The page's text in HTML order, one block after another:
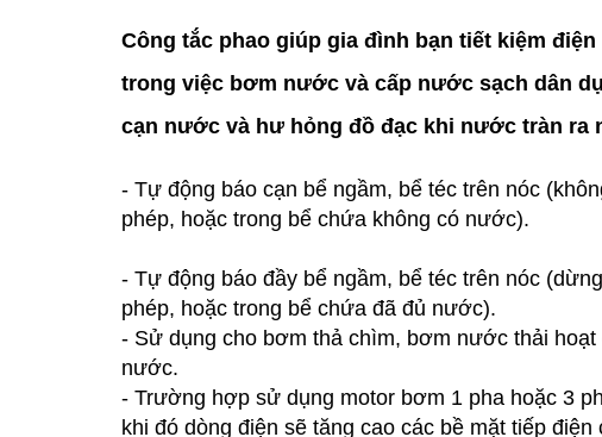
Công tắc phao giúp gia đình bạn tiết kiệm
trong việc bơm nước và cấp nước sạch dân
cạn nước và hư hỏng đồ đạc khi nước tràn ra
- Tự động báo cạn bể ngầm, bể téc trên nóc
phép, hoặc trong bể chứa không có nước).
- Tự động báo đầy bể ngầm, bể téc trên nóc
phép, hoặc trong bể chứa đã đủ nước).
- Sử dụng cho bơm thả chìm, bơm nước thải
nước.
- Trường hợp sử dụng motor bơm 1 pha hoặc 3
khi đó dòng điện sẽ tăng cao các bề mặt tiếp